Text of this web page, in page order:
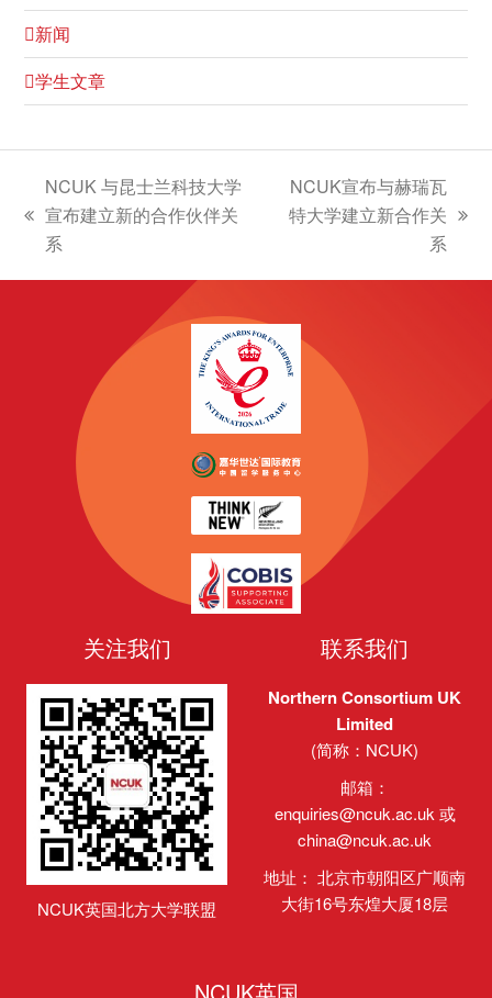
新闻
学生文章
上
篇
NCUK 与昆士兰科技大学
宣布建立新的合作伙伴关
系
下
篇
章:
NCUK宣布与赫瑞瓦
特大学建立新合作关
系
关注我们
NCUK英国北方大学联盟
联系我们
Northern Consortium UK
Limited
(简称：NCUK)
邮箱：
enquiries@ncuk.ac.uk或
china@ncuk.ac.uk
地址： 北京市朝阳区广顺南
大街16号东煌大厦18层